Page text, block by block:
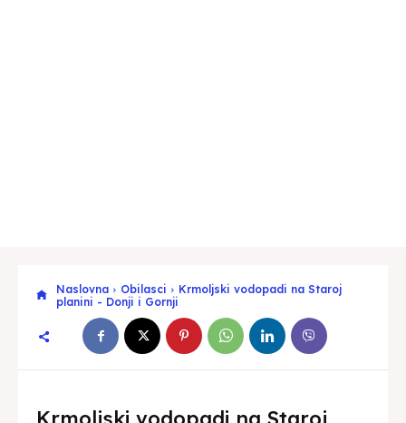
Naslovna Obilasci
Krmoljski vodopadi na Staroj
planini - Donji i Gornji